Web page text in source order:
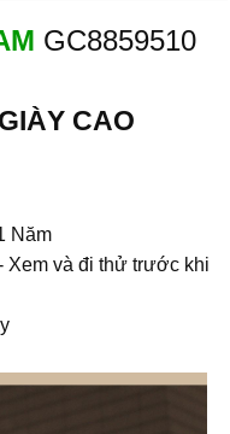
GC8859510
CAO
Năm
Xem và đi thử trước khi